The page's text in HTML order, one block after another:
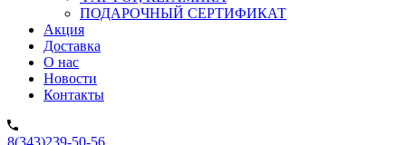
ПОДАРОЧНЫЙ СЕРТИФИКАТ
Акция
Доставка
О нас
Новости
Контакты
8(343)239-50-56